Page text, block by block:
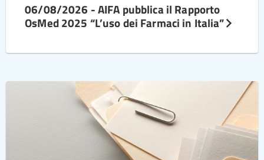
06/08/2026 - AIFA pubblica il Rapporto
OsMed 2025 “L’uso dei Farmaci in Italia”